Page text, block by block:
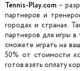
Tennis-Play.com –
партнеров и
городах и странах.
партнеров для игры
сможете играть на
50% от стоимости
готов взять оплату